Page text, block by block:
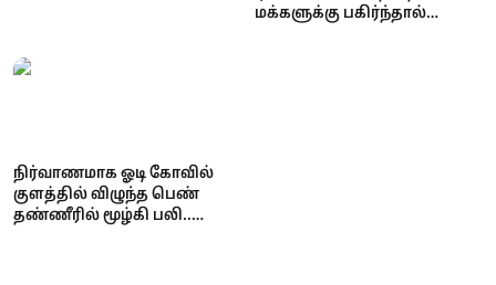
மக்களுக்கு பகிர்ந்தால்
நிர்வாணமாக ஓடி கோவில்
குளத்தில் விழுந்த பெண்
தண்ணீரில் மூழ்கி பலி..